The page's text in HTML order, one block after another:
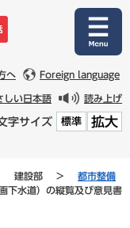
へ Foreign language
しい日本語 読み上げ
字サイズ 標準 拡大
建設部 >
都市整備
下水道）の縦覧及び意見書